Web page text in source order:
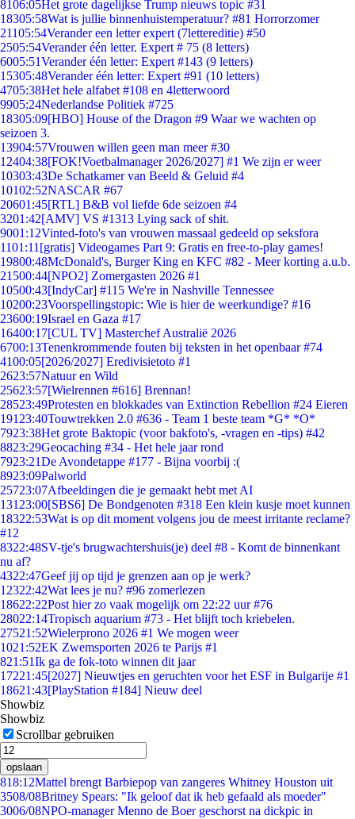
8106:05Het grote dagelijkse Trump nieuws topic #31
18305:58Wat is jullie binnenhuistemperatuur? #81 Horrorzomer
21105:54Verander een letter expert (7lettereditie) #50
2505:54Verander één letter. Expert # 75 (8 letters)
6005:51Verander één letter: Expert #143 (9 letters)
15305:48Verander één letter: Expert #91 (10 letters)
4705:38Het hele alfabet #108 en 4letterwoord
9905:24Nederlandse Politiek #725
18305:09[HBO] House of the Dragon #9 Waar we wachten op
seizoen 3.
13904:57Vrouwen willen geen man meer #30
12404:38[FOK!Voetbalmanager 2026/2027] #1 We zijn er weer
10303:43De Schatkamer van Beeld & Geluid #4
10102:52NASCAR #67
20601:45[RTL] B&B vol liefde 6de seizoen #4
3201:42[AMV] VS #1313 Lying sack of shit.
9001:12Vinted-foto's van vrouwen massaal gedeeld op seksfora
1101:11 [gratis] Videogames Part 9: Gratis en free-to-play games!
19800:48McDonald's, Burger King en KFC #82 - Meer korting a.u.b.
21500:44[NPO2] Zomergasten 2026 #1
10500:43[IndyCar] #115 We're in Nashville Tennessee
10200:23Voorspellingstopic: Wie is hier de weerkundige? #16
23600:19Israel en Gaza #17
16400:17[CUL TV] Masterchef Australië 2026
6700:13Tenenkrommende fouten bij teksten in het openbaar #74
4100:05[2026/2027] Eredivisietoto #1
2623:57Natuur en Wild
25623:57[Wielrennen #616] Brennan!
28523:49Protesten en blokkades van Extinction Rebellion #24 Eieren
191 23:40Touwtrekken 2.0 #636 - Team 1 beste team *G* *O*
7923:38Het grote Baktopic (voor bakfoto's, -vragen en -tips) #42
8823:29Geocaching #34 - Het hele jaar rond
7923:21De Avondetappe #177 - Bijna voorbij :(
8923:09Palworld
25723:07Afbeeldingen die je gemaakt hebt met AI
131 23:00[SBS6] De Bondgenoten #318 Een klein kusje moet kunnen
18322:53Wat is op dit moment volgens jou de meest irritante reclame?
#12
8322:48SV-tje's brugwachtershuis(je) deel #8 - Komt de binnenkant
nu af?
4322:47Geef jij op tijd je grenzen aan op je werk?
12322:42Wat lees je nu? #96 zomerlezen
18622:22Post hier zo vaak mogelijk om 22:22 uur #76
28022:14Tropisch aquarium #73 - Het blijft toch kriebelen.
27521:52Wielerprono 2026 #1 We mogen weer
1021:52EK Zwemsporten 2026 te Parijs #1
821:51Ik ga de fok-toto winnen dit jaar
17221:45[2027] Nieuwtjes en geruchten voor het ESF in Bulgarije #1
18621:43[PlayStation #184] Nieuw deel
Showbiz
Showbiz
Scrollbar gebruiken
opslaan
818:12Mattel brengt Barbiepop van zangeres Whitney Houston uit
3508/08Britney Spears: "Ik geloof dat ik heb gefaald als moeder"
3006/08NPO-manager Menno de Boer geschorst na dickpic in